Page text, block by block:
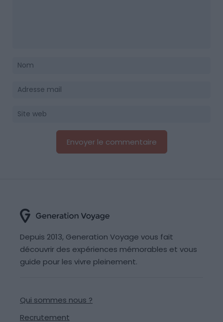
Depuis 2013, Generation Voyage vous fait
découvrir des expériences mémorables et vous
guide pour les vivre pleinement.
Qui sommes nous ?
Recrutement